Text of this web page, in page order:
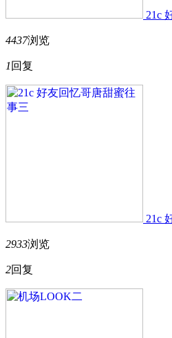
21c
4437浏览
1 回复
21c
2933浏览
2回复